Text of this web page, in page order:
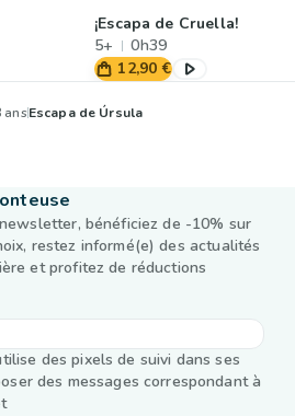
¡Escapa de Cruella!
5+
0h39
12,90 €
ansEscapa de Úrsula
bénéficiez de -10% sur
restez informé(e) des actualités
et profitez de réductions
des pixels de suivi dans ses
des messages correspondant à